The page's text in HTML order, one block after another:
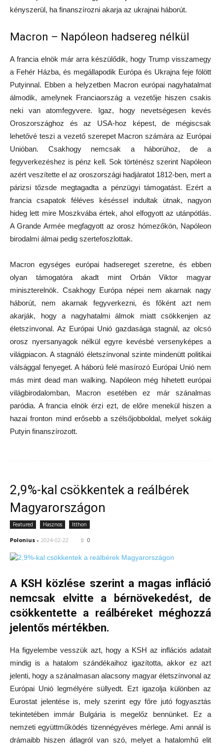
kényszerül, ha finanszírozni akarja az ukrajnai háborút.
Macron – Napóleon hadsereg nélkül
A francia elnök már arra készülődik, hogy Trump visszamegy
a Fehér Házba, és megállapodik Európa és Ukrajna feje fölött
Putyinnal. Ebben a helyzetben Macron európai nagyhatalmat
álmodik, amelynek Franciaország a vezetője hiszen csakis
neki van atomfegyvere. Igaz, hogy nevetségesen kevés
Oroszországhoz és az USA-hoz képest, de mégiscsak
lehetővé teszi a vezető szerepet Macron számára az Európai
Unióban. Csakhogy nemcsak a háborúhoz, de a
fegyverkezéshez is pénz kell. Sok történész szerint Napóleon
azért veszítette el az oroszországi hadjáratot 1812-ben, mert a
párizsi tőzsde megtagadta a pénzügyi támogatást. Ezért a
francia csapatok féléves késéssel indultak útnak, nagyon
hideg lett mire Moszkvába értek, ahol elfogyott az utánpótlás.
A Grande Armée megfagyott az orosz hómezőkön, Napóleon
birodalmi álmai pedig szertefoszlottak.
Macron egységes európai hadsereget szeretne, és ebben
olyan támogatóra akadt mint Orbán Viktor magyar
miniszterelnök. Csakhogy Európa népei nem akarnak nagy
háborút, nem akarnak fegyverkezni, és főként azt nem
akarják, hogy a nagyhatalmi álmok miatt csökkenjen az
életszínvonal. Az Európai Unió gazdasága stagnál, az olcsó
orosz nyersanyagok nélkül egyre kevésbé versenyképes a
világpiacon. A stagnáló életszínvonal szinte mindenütt politikai
válsággal fenyeget. A háború felé masírozó Európai Unió nem
más mint dead man walking. Napóleon még hihetett európai
világbirodalomban, Macron esetében ez már szánalmas
paródia. A francia elnök érzi ezt, de előre menekül hiszen a
hazai fronton mind erősebb a szélsőjobboldal, melyet sokáig
Putyin finanszírozott.
2,9%-kal csökkentek a reálbérek
Magyarországon
Featured Hasznos Itthon
Polonius - 2024-02-22 0
A KSH közlése szerint a magas infláció
nemcsak elvitte a bérnövekedést, de
csökkentette a reálbéreket méghozzá
jelentős mértékben.
Ha figyelembe vesszük azt, hogy a KSH az inflációs adatait
mindig is a hatalom szándékaihoz igazította, akkor ez azt
jelenti, hogy a szánalmasan alacsony magyar életszínvonal az
Európai Unió legmélyére süllyedt. Ezt igazolja különben az
Eurostat jelentése is, mely szerint egy főre jutó fogyasztás
tekintetében immár Bulgária is megelőz bennünket. Ez a
nemzeti együttműködés tizennégyéves mérlege. Ami annál is
drámaibb hiszen átlagról van szó, melyet a hatalomhű elit